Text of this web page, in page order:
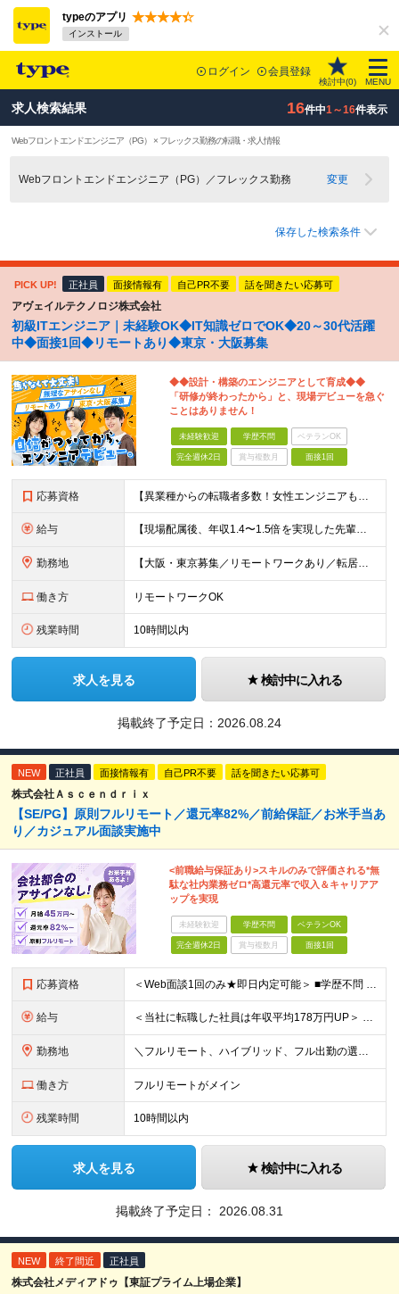
typeのアプリ
インストール
ログイン 会員登録
検討中(0) MENU
求人検索結果 16件中1～16件表示
Webフロントエンドエンジニア（PG） × フレックス勤務の転職・求人情報
Webフロントエンドエンジニア（PG）／フレックス勤務 変更
保存した検索条件
PICK UP! 正社員 面接情報有 自己PR不要 話を聞きたい応募可
アヴェイルテクノロジ株式会社
初級ITエンジニア｜未経験OK◆IT知識ゼロでOK◆20～30代活躍
中◆面接1回◆リモートあり◆東京・大阪募集
◆◆設計・構築のエンジニアとして育成◆◆
「研修が終わったから」と、現場デビューを急ぐ
ことはありません！
未経験歓迎 学歴不問 ベテランOK
完全週休2日 賞与複数月 面接1回
応募資格 【異業種からの転職者多数！女性エンジニアも活躍中】 ◆学歴不問 ◆未経験OK ≪こんな方を歓迎しています≫ ◎未経験から成長できる環境で活躍したい方 ◎大学やスクールでIT系のスキルを学んだことのあ
給与 【現場配属後、年収1.4〜1.5倍を実現した先輩も！残業代全額支給】 ◆給与は経験やスキルに応じて決定します ◆年俸制250万円～350万円（1/12を月々支給） ≪年収UPの例≫ ◎飲食業からのキ
勤務地 【大阪・東京募集／リモートワークあり／転居を伴う転勤なし】 東京本社、大阪事務所、または東京23区内・関西（大阪・兵庫）の各クライアント先勤務 ◆入社後、約1年間はクライアント先ではなく 自社内（東
働き方 リモートワークOK
残業時間 10時間以内
求人を見る 検討中に入れる
掲載終了予定日： 2026.08.24
NEW 正社員 面接情報有 自己PR不要 話を聞きたい応募可
株式会社Ａｓｃｅｎｄｒｉｘ
【SE/PG】原則フルリモート／還元率82%／前給保証／お米手当あ
り／カジュアル面談実施中
<前職給与保証あり>スキルのみで評価される*無
駄な社内業務ゼロ*高還元率で収入＆キャリアア
ップを実現
未経験歓迎 学歴不問 ベテランOK
完全週休2日 賞与複数月 面接1回
応募資格 ＜Web面談1回のみ★即日内定可能＞ ■学歴不問 ■エンジニアとしての実務経験1年以上 （開発・インフラ・技術・工程など不問）
給与 ＜当社に転職した社員は年収平均178万円UP＞ 月給45万円～120万円＋賞与＋各手当 ※経験・能力などを考慮の上、決定します ※案件の契約内容（月単金など）や昇給、賞与額はすべてシステム上で開示し
勤務地 ＼フルリモート、ハイブリッド、フル出勤の選択可＆帰社日なし／ 【下記エリアを中心とするクライアント先または自宅にて勤務】 ■首都圏：東京・埼玉・千葉・神奈川 ■関西：大阪・兵庫・京都・滋賀・奈良・和
働き方 フルリモートがメイン
残業時間 10時間以内
求人を見る 検討中に入れる
掲載終了予定日： 2026.08.31
NEW 終了間近 正社員
株式会社メディアドゥ【東証プライム上場企業】